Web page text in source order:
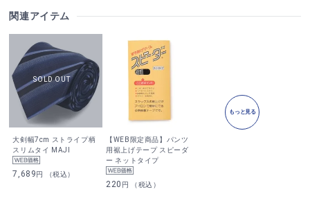
関連アイテム
大剣幅7cm ストライプ柄
スリムタイ MAJI
7,689円 （税込）
【WEB限定商品】パンツ
用裾上げテープ スピーダ
ー ネットタイプ
220 円 （税込）
もっと見る